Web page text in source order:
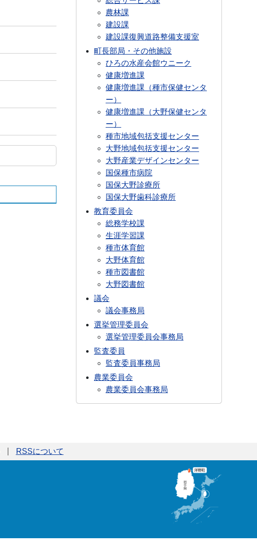
農林課
建設課
建設課復興道路整備支援室
町長部局・その他施設
ひろの水産会館ウニーク
健康増進課
健康増進課（種市保健センタ
ー）
健康増進課（大野保健センタ
ー）
種市地域包括支援センター
大野地域包括支援センター
大野産業デザインセンター
国保種市病院
国保大野診療所
国保大野歯科診療所
教育委員会
総務学校課
生涯学習課
種市体育館
大野体育館
種市図書館
大野図書館
議会
議会事務局
選挙管理委員会
選挙管理委員会事務局
監査委員
監査委員事務局
農業委員会
農業委員会事務局
RSSについて